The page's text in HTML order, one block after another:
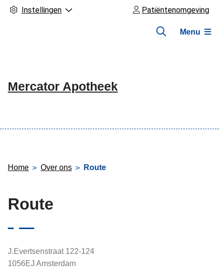
Instellingen Patiëntenomgeving
Mercator Apotheek
Menu
Home Over ons Route
Route
J.Evertsenstraat 122-124
1056EJ Amsterdam